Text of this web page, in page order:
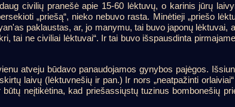
civilių pranešė apie 15-60 lėktuvų, o karinis jūrų
„priešą“, nieko nebuvo rasta. Minėtieji „priešo
paklaustas, ar, jo manymu, tai buvo japonų lėktuvai,
tai ne civiliai lėktuvai“. Ir tai buvo išspausdinta
atveju būdavo panaudojamos gynybos pajėgos.
laivų (lėktuvnešių ir pan.) Ir nors „neatpažinti
neįtikėtina, kad priešassiųstų tuzinus bombonešių